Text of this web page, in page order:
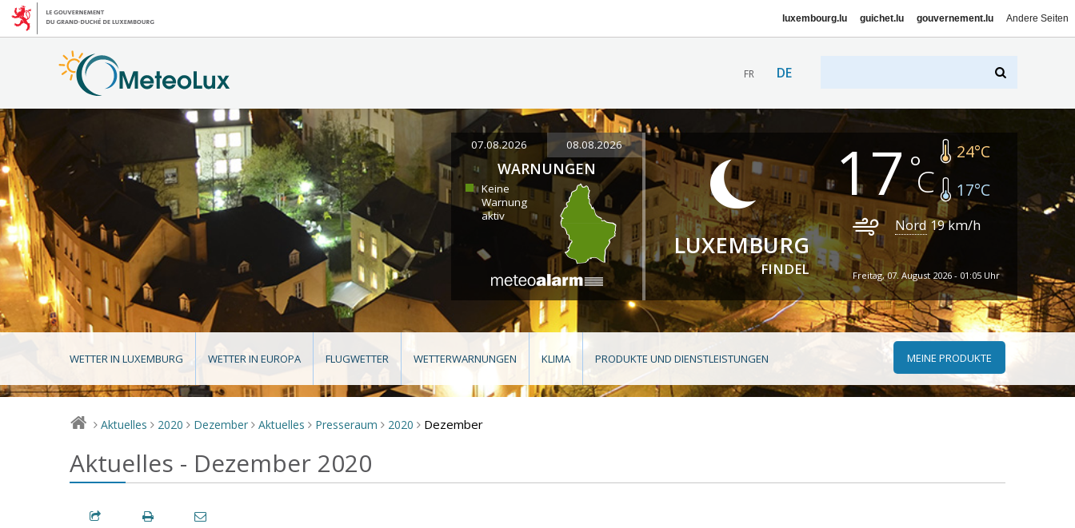
luxembourg.lu guichet.lu gouvernement.lu Andere Seiten
FR DE
07.08.2026 08.08.2026
WARNUNGEN
Keine
Warnung
aktiv
LUXEMBURG
FINDEL
17 24°C
17°C
Nord 19km/h
Freitag, 07. August 2026 - 01:05 Uhr
WETTER IN LUXEMBURG WETTER IN EUROPA FLUGWETTER WETTERWARNUNGEN KLIMA PRODUKTE UND DIENSTLEISTUNGEN MEINE PRODUKTE
> Aktuelles > 2020 > Dezember > Aktuelles > Presseraum > 2020 > Dezember
Aktuelles - Dezember 2020